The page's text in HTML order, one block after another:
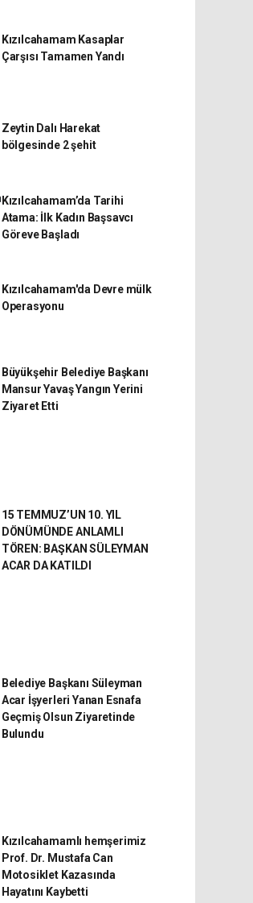
Kızılcahamam Kasaplar
Çarşısı Tamamen Yandı
Zeytin Dalı Harekat
bölgesinde 2 şehit
Kızılcahamam’da Tarihi
Atama: İlk Kadın Başsavcı
Göreve Başladı
Kızılcahamam'da Devre mülk
Operasyonu
Büyükşehir Belediye Başkanı
Mansur Yavaş Yangın Yerini
Ziyaret Etti
15 TEMMUZ’UN 10. YIL
DÖNÜMÜNDE ANLAMLI
TÖREN: BAŞKAN SÜLEYMAN
ACAR DA KATILDI
Belediye Başkanı Süleyman
Acar İşyerleri Yanan Esnafa
Geçmiş Olsun Ziyaretinde
Bulundu
Kızılcahamamlı hemşerimiz
Prof. Dr. Mustafa Can
Motosiklet Kazasında
Hayatını Kaybetti